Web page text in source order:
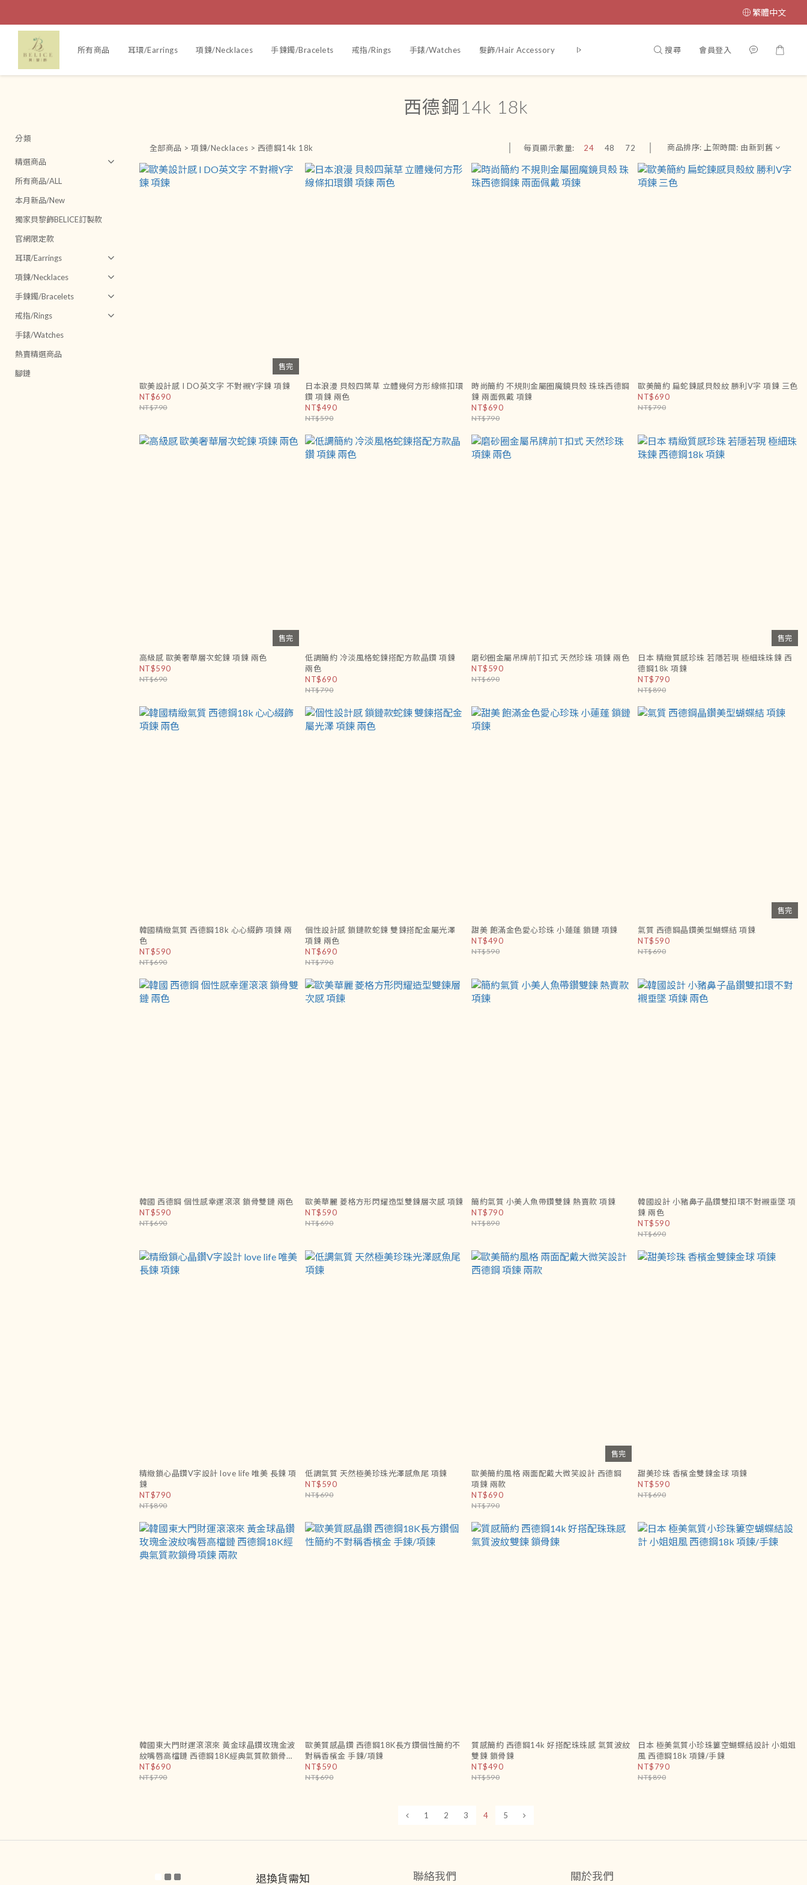
繁體中文
所有商品 耳環/Earrings 項鍊/Necklaces 手鍊鐲/Bracelets 戒指/Rings 手錶/Watches 髮飾/Hair Accessory 腳鏈 運送政策及付款方式 條款與細則
搜尋 會員登入
分類
精選商品
所有商品/ALL
本月新品/New
獨家貝黎飾BELICE訂製款
官網限定款
耳環/Earrings
項鍊/Necklaces
手鍊鐲/Bracelets
戒指/Rings
手錶/Watches
熱賣精選商品
腳鏈
西德鋼14k 18k
全部商品 >項鍊/Necklaces > 西德鋼14k 18k 每頁顯示數量: 24 48 72 商品排序: 上架時間: 由新到舊
售完
歐美設計感 I DO英文字 不對襯Y字鍊 項鍊
NT$690
NT$790
日本浪漫 貝殼四葉草 立體幾何方形線條扣環
鑽 項鍊 兩色
NT$490
NT$590
時尚簡約 不規則金屬圈魔鏡貝殼 珠珠西德鋼
鍊 兩面佩戴 項鍊
NT$690
NT$790
歐美簡約 扁蛇鍊感貝殼紋 勝利V字 項鍊 三色
NT$690
NT$790
售完
高級感 歐美奢華層次蛇鍊 項鍊 兩色
NT$590
NT$690
低調簡約 冷淡風格蛇鍊搭配方款晶鑽 項鍊
兩色
NT$690
NT$790
磨砂圈金屬吊牌前T扣式 天然珍珠 項鍊 兩色
NT$590
NT$690
售完
日本 精緻質感珍珠 若隱若現 極細珠珠鍊 西
德鋼18k 項鍊
NT$790
NT$890
韓國精緻氣質 西德鋼18k 心心綴飾 項鍊 兩
色
NT$590
NT$690
個性設計感 鎖鏈款蛇鍊 雙鍊搭配金屬光澤
項鍊 兩色
NT$690
NT$790
甜美 飽滿金色愛心珍珠 小蓮蓬 鎖鏈 項鍊
NT$490
NT$590
售完
氣質 西德鋼晶鑽美型蝴蝶結 項鍊
NT$590
NT$690
韓國 西德鋼 個性感幸運滾滾 鎖骨雙鏈 兩色
NT$590
NT$690
歐美華麗 菱格方形閃耀造型雙鍊層次感 項鍊
NT$590
NT$690
簡約氣質 小美人魚帶鑽雙鍊 熱賣款 項鍊
NT$790
NT$890
韓國設計 小豬鼻子晶鑽雙扣環不對襯垂墜 項
鍊 兩色
NT$590
NT$690
精緻鎖心晶鑽V字設計 love life 唯美 長鍊 項
鍊
NT$790
NT$890
低調氣質 天然極美珍珠光澤感魚尾 項鍊
NT$590
NT$690
售完
歐美簡約風格 兩面配戴大微笑設計 西德鋼
項鍊 兩款
NT$690
NT$790
甜美珍珠 香檳金雙鍊金球 項鍊
NT$590
NT$690
韓國東大門財運滾滾來 黃金球晶鑽玫瑰金波
紋嘴唇高檔鏈 西德鋼18K經典氣質款鎖骨項
鍊 兩款
NT$690
NT$790
歐美質感晶鑽 西德鋼18K長方鑽個性簡約不
對稱香檳金 手鍊/項鍊
NT$590
NT$690
質感簡約 西德鋼14k 好搭配珠珠感 氣質波紋
雙鍊 鎖骨鍊
NT$490
NT$590
日本 極美氣質小珍珠簍空蝴蝶結設計 小姐姐
風 西德鋼18k 項鍊/手鍊
NT$790
NT$890
1 2 3 4 5
退換貨需知 聯絡我們 關於我們